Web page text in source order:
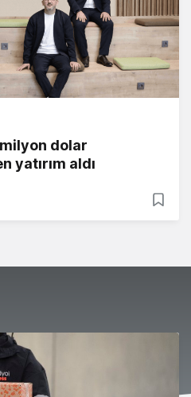
dolar
yatırım aldı